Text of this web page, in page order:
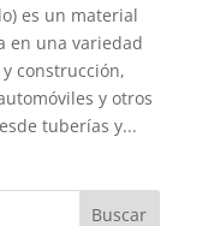
es un material
en una variedad
construcción,
y otros
tuberías y...